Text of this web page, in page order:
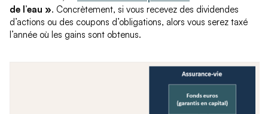
de l’eau ». Concrètement, si vous recevez des dividendes
d’actions ou des coupons d’obligations, alors vous serez taxé
l’année où les gains sont obtenus.